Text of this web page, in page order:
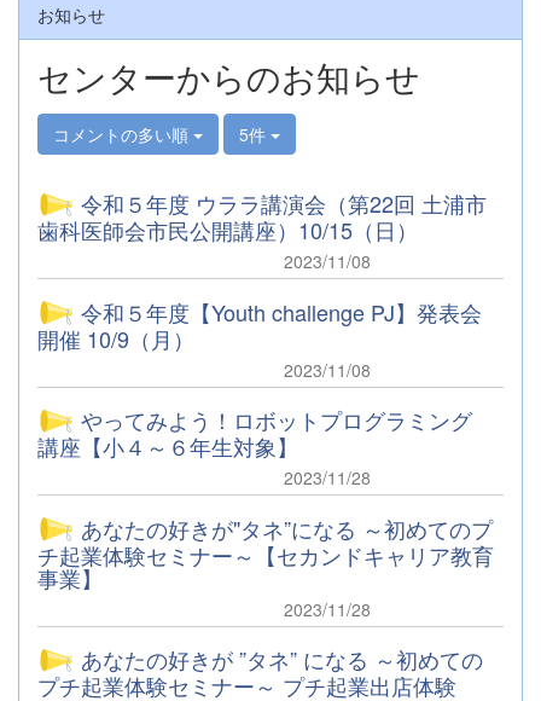
お知らせ
センターからのお知らせ
コメントの多い順 5件
令和５年度 ウララ講演会（第22回 土浦市
歯科医師会市民公開講座）10/15（日）
2023/11/08
令和５年度【Youth challenge PJ】発表会
開催 10/9（月）
2023/11/08
やってみよう！ロボットプログラミング
講座【小４～６年生対象】
2023/11/28
あなたの好きが"タネ”になる ～初めてのプ
チ起業体験セミナー～【セカンドキャリア教育
事業】
2023/11/28
あなたの好きが ”タネ” になる ～初めての
プチ起業体験セミナー～ プチ起業出店体験